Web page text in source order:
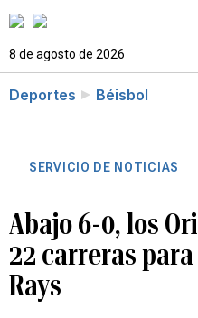
8 de agosto de 2026
Deportes Béisbol
SERVICIO DE NOTICIAS
Abajo 6-0, los
22 carreras
Rays